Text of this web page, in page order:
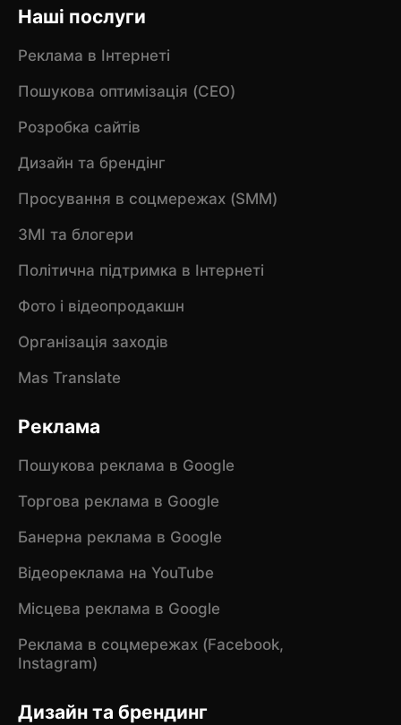
Наші послуги
Реклама в Інтернеті
Пошукова оптимізація (CEO)
Розробка сайтів
Дизайн та брендінг
Просування в соцмережах (SMM)
ЗМІ та блогери
Політична підтримка в Інтернеті
Фото і відеопродакшн
Організація заходів
Mas Translate
Реклама
Пошукова реклама в Google
Торгова реклама в Google
Банерна реклама в Google
Відеореклама на YouTube
Місцева реклама в Google
Реклама в соцмережах (Facebook,
Instagram)
Дизайн та брендинг